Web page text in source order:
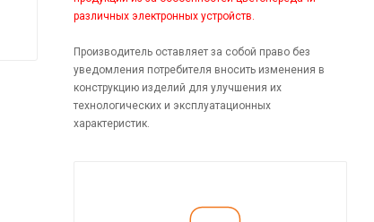
различных электронных устройств.
Производитель оставляет за собой право без
уведомления потребителя вносить изменения в
конструкцию изделий для улучшения их
технологических и эксплуатационных
характеристик.